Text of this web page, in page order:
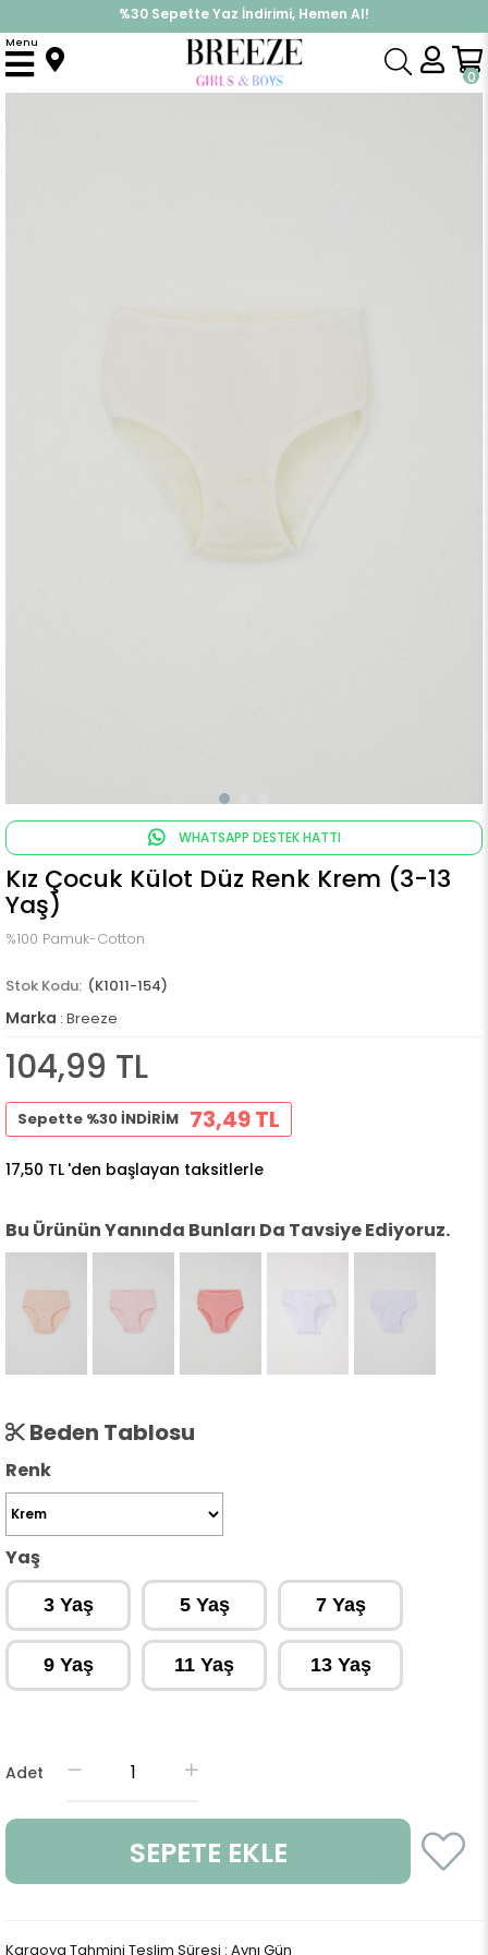
%30 Sepette Yaz İndirimi, Hemen Al!
İndirimlere ek %10 İndirimi Kap, Hemen Üye Ol!
0
Menu
Anasayfa Pijama & İç Giyim KIZ İç Giyim Kız Çocuk Külot Düz Renk Krem (3-13 Yaş)
WHATSAPP DESTEK HATTI
Kız Çocuk Külot Düz Renk Krem (3-13
Yaş)
%100 Pamuk-Cotton
(K1011-154)
Marka : Breeze
104,99 TL
Sepette %30 İNDİRİM 73,49 TL
17,50 TL 'den başlayan taksitlerle
Bu Ürünün Yanında Bunları Da Tavsiye Ediyoruz.
Beden Tablosu
Renk
Yaş
3 Yaş 5 Yaş 7 Yaş
9 Yaş 11 Yaş 13 Yaş
Adet
Kargoya Tahmini Teslim Süresi : Aynı Gün